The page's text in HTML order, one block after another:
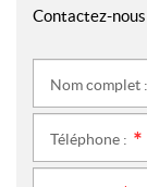
Contactez-
Nom complet :
Téléphone :